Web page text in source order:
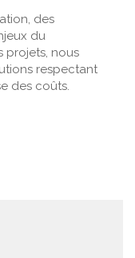
des
du
projets, nous
respectant
des coûts.